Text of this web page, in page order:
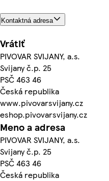
Kontaktná adresa
Vrátiť
PIVOVAR SVIJANY, a.s.
Svijany č.p. 25
PSČ 463 46
Česká republika
www.pivovarsvijany.cz
eshop.pivovarsvijany.cz
Meno a adresa
PIVOVAR SVIJANY, a.s.
Svijany č.p. 25
PSČ 463 46
Česká republika